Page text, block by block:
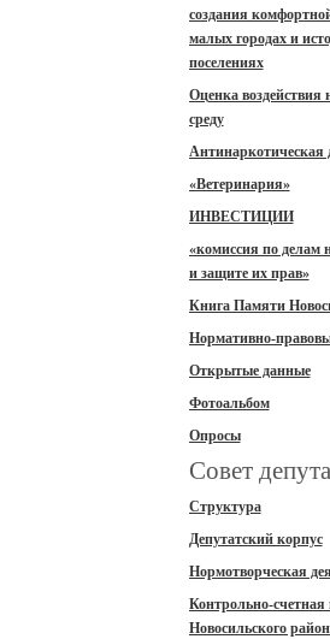
создания
малых городах и
поселениях
Оценка
среду
Антинаркотическая
«Ветеринария»
ИНВЕСТИЦИИ
«комиссия по делам
и защите их прав»
Книга Памяти
Нормативно-
Открытые данные
Фотоальбом
Опросы
Совет
Структура
Депутатский корпус
Нормотворческая
Контрольно-счетная
Новосильского